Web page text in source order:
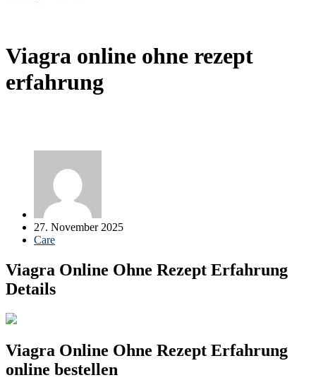
Viagra online ohne rezept
erfahrung
27. November 2025
Care
Viagra Online Ohne Rezept Erfahrung
Details
Viagra Online Ohne Rezept Erfahrung
online bestellen